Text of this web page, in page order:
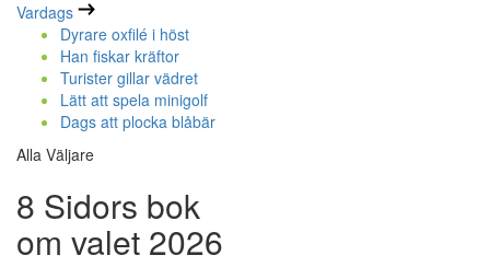
Vardags
Dyrare oxfilé i höst
Han fiskar kräftor
Turister gillar vädret
Lätt att spela minigolf
Dags att plocka blåbär
Alla Väljare
8 Sidors bok
om valet 2026